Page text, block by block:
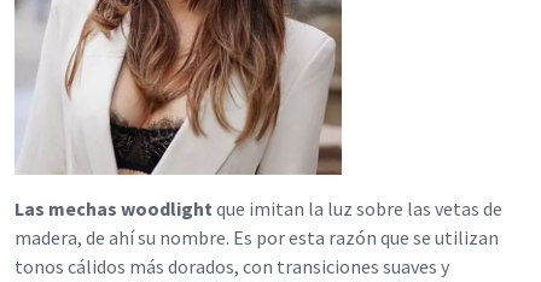
Las mechas woodlight que imitan la luz sobre las vetas de
madera, de ahí su nombre. Es por esta razón que se utilizan
tonos cálidos más dorados, con transiciones suaves y